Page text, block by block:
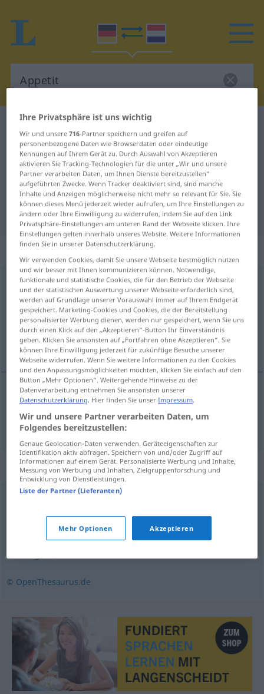
Deutsch-Niederländisch Wörterbuch
Deutsch-Niederländisch
Übersetzung für "Appetit"
"Appetit" Niederländisch
Übersetzung
„Appetit“: Maskulinum, männlich
Appetitm < -(e)s;-e>
Übersicht aller Übersetzungen
(Für mehr Details die Übersetzung anklicken/antippen)
eetlust, trek
eetlust,trek Appetit
Synonyme für "Appetit"
Sehnsucht (nach) Lust (auf) Wunsch (nach)
© OpenThesaurus.de
Ihre Privatsphäre ist uns wichtig
Wir und unsere716-Partner speichern und greifen auf
personenbezogene Daten wie Browserdaten oder eindeutige
Kennungen auf Ihrem Gerät zu. Durch Auswahl von Akzeptieren
aktivieren Sie Tracking-Technologien für die unter „Wir und unsere
Partner verarbeiten Daten, um Ihnen Dienste bereitzustellen“
aufgeführten Zwecke. Wenn Tracker deaktiviert sind, sind manche
Inhalte und Anzeigen möglicherweise nicht mehr so relevant für Sie. Sie
können dieses Menü jederzeit wieder aufrufen, um Ihre Einstellungen zu
ändern oder Ihre Einwilligung zu widerrufen, indem Sie auf den Link
Privatsphäre-Einstellungen am unteren Rand der Webseite klicken. Ihre
Einstellungen gelten innerhalb unseres Website. Weitere Informationen
finden Sie in unserer Datenschutzerklärung.
Wir verwenden Cookies, damit Sie unsere Webseite bestmöglich nutzen
und wir besser mit Ihnen kommunizieren können. Notwendige,
funktionale und statistische Cookies, die für den Betrieb der Webseite
und der statistischen Auswertung unserer Webseite erforderlich sind,
werden auf Grundlage unserer Vorauswahl immer auf Ihrem Endgerät
gespeichert. Marketing-Cookies und Cookies, die der Bereitstellung
personalisierter Werbung dienen, werden nur gespeichert, wenn Sie uns
durch einen Klick auf den „Akzeptieren“-Button Ihr Einverständnis
geben. Klicken Sie ansonsten auf „Fortfahren ohne Akzeptieren“. Sie
können Ihre Einwilligung jederzeit für zukünftige Besuche unserer
Webseite widerrufen. Wenn Sie weitere Informationen zu den Cookies
und den Anpassungsmöglichkeiten möchten, klicken Sie einfach auf den
Button „Mehr Optionen“. Weitergehende Hinweise zu der
Datenverarbeitung entnehmen Sie ansonsten unserer
Datenschutzerklärung. Hier finden Sie unserImpressum.
Wir und unsere Partner verarbeiten Daten, um
Folgendes bereitzustellen:
Genaue Geolocation-Daten verwenden. Geräteeigenschaften zur
Identifikation aktiv abfragen. Speichern von und/oder Zugriff auf
Informationen auf einem Gerät. Personalisierte Werbung und Inhalte,
Messung von Werbung und Inhalten, Zielgruppenforschung und
Entwicklung von Dienstleistungen.
Liste der Partner (Lieferanten)
Mehr Optionen Akzeptieren